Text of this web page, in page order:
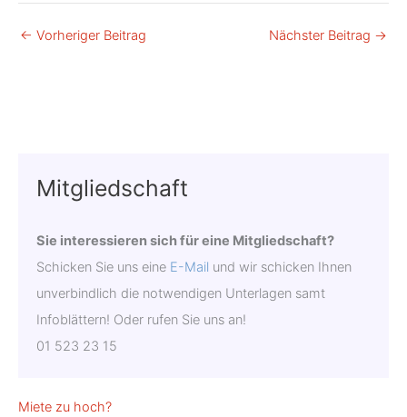
← Vorheriger Beitrag Nächster Beitrag →
Mitgliedschaft
Sie interessieren sich für eine Mitgliedschaft?
Schicken Sie uns eine E-Mail und wir schicken Ihnen
unverbindlich die not­wendigen Unterlagen samt
Infoblättern! Oder rufen Sie uns an!
01 523 23 15
Miete zu hoch?